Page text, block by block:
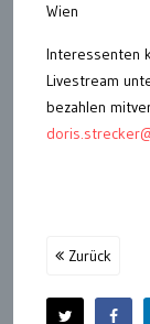
Wien
Interessenten
Livestream
bezahlen
Zurück